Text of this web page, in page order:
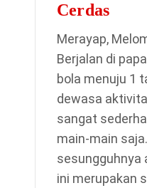
Cerdas
Merayap,
Berjalan di
bola menuju 1
dewasa
sangat
main-main
ini merupakan